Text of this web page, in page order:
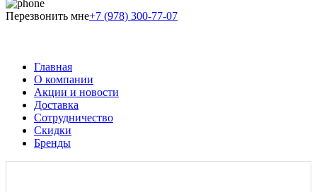
Перезвонить мне+7 (978) 300-77-07
Главная
О компании
Акции и новости
Доставка
Сотрудничество
Скидки
Бренды